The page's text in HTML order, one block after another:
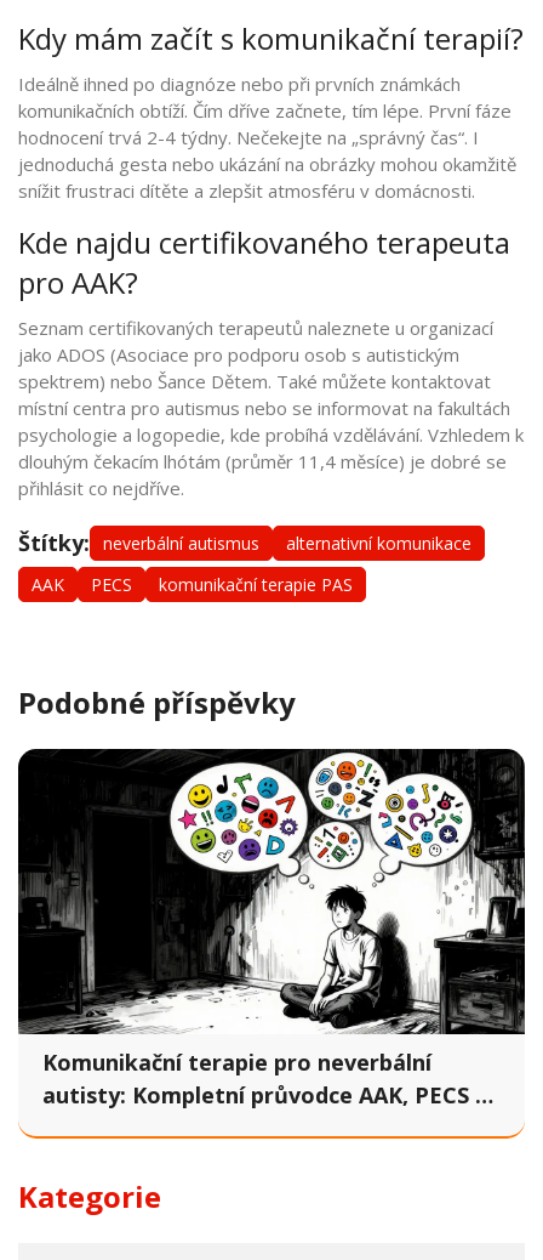
Kdy mám začít s komunikační terapií?
Ideálně ihned po diagnóze nebo při prvních známkách
komunikačních obtíží. Čím dříve začnete, tím lépe. První fáze
hodnocení trvá 2-4 týdny. Nečekejte na „správný čas“. I
jednoduchá gesta nebo ukázání na obrázky mohou okamžitě
snížit frustraci dítěte a zlepšit atmosféru v domácnosti.
Kde najdu certifikovaného terapeuta
pro AAK?
Seznam certifikovaných terapeutů naleznete u organizací
jako ADOS (Asociace pro podporu osob s autistickým
spektrem) nebo Šance Dětem. Také můžete kontaktovat
místní centra pro autismus nebo se informovat na fakultách
psychologie a logopedie, kde probíhá vzdělávání. Vzhledem k
dlouhým čekacím lhótám (průměr 11,4 měsíce) je dobré se
přihlásit co nejdříve.
Štítky: neverbální autismus
alternativní komunikace
AAK
PECS komunikační terapie PAS
Podobné příspěvky
Komunikační terapie pro neverbální
autisty: Kompletní průvodce AAK, PECS a
Kategorie